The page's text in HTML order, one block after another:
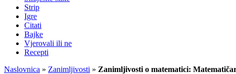
Strip
Igre
Citati
Bajke
Vjerovali ili ne
Recepti
Naslovnica » Zanimljivosti » Zanimljivosti o matematici: